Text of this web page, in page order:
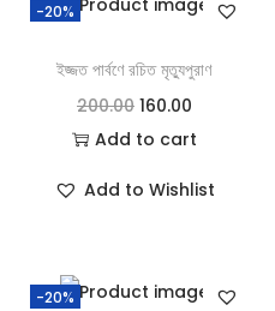
-20%
ইজ্জত পার্বণে রচিত মৃত্যুপুরাণ
200.00 160.00
Add to cart
Add to Wishlist
-20%